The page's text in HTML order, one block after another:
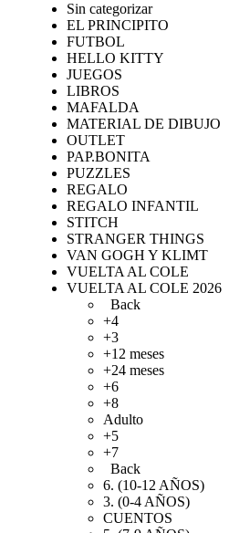
Sin categorizar
EL PRINCIPITO
FUTBOL
HELLO KITTY
JUEGOS
LIBROS
MAFALDA
MATERIAL DE DIBUJO
OUTLET
PAP.BONITA
PUZZLES
REGALO
REGALO INFANTIL
STITCH
STRANGER THINGS
VAN GOGH Y KLIMT
VUELTA AL COLE
VUELTA AL COLE 2026
Back
+4
+3
+12 meses
+24 meses
+6
+8
Adulto
+5
+7
Back
6. (10-12 AÑOS)
3. (0-4 AÑOS)
CUENTOS